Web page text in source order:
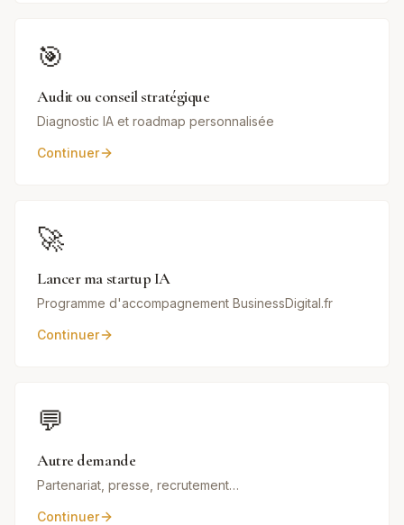
🎯
Audit ou conseil stratégique
Diagnostic IA et roadmap personnalisée
Continuer
🚀
Lancer ma startup IA
Programme d'accompagnement BusinessDigital.fr
Continuer
💬
Autre demande
Partenariat, presse, recrutement…
Continuer